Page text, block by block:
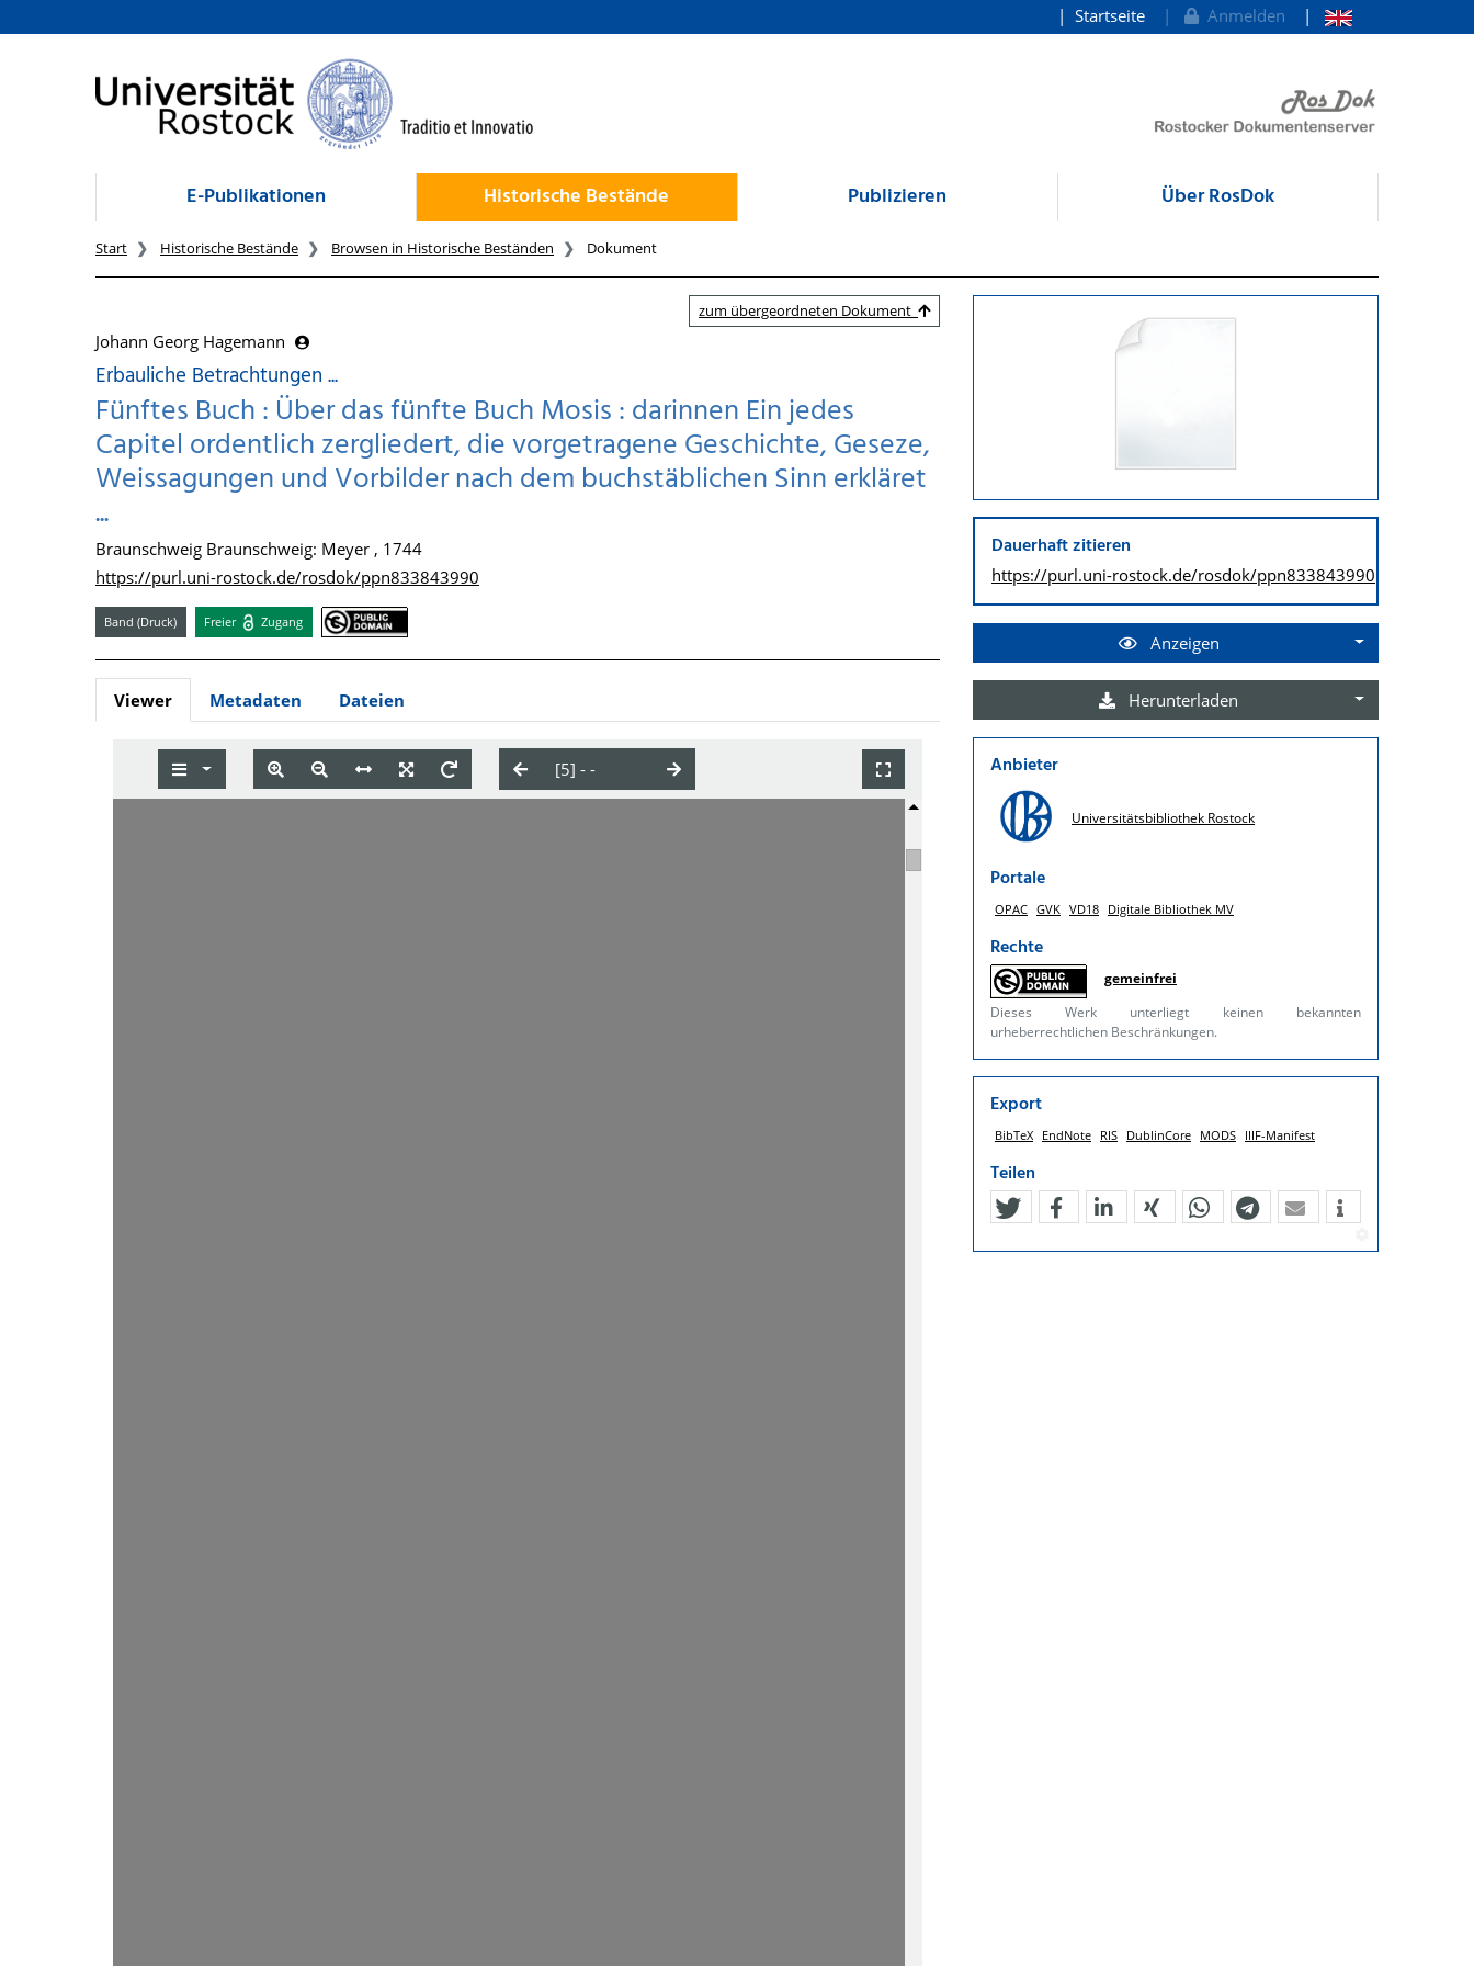
zum Inhalt
Startseite Anmelden
E-Publikationen Historische Bestände Publizieren Über RosDok
Start Historische Bestände Browsen in Historische Beständen Dokument
zum übergeordneten Dokument
Johann Georg Hagemann
Erbauliche Betrachtungen ...
Fünftes Buch : Über das fünfte Buch Mosis : darinnen Ein jedes
Capitel ordentlich zergliedert, die vorgetragene Geschichte, Geseze,
Weissagungen und Vorbilder nach dem buchstäblichen Sinn erkläret
...
Braunschweig Braunschweig: Meyer , 1744
https://purl.uni-rostock.de/rosdok/ppn833843990
Band (Druck) Freier Zugang
Viewer Metadaten Dateien
Dauerhaft zitieren
https://purl.uni-rostock.de/rosdok/ppn833843990
Anzeigen
Herunterladen
Anbieter
Universitätsbibliothek Rostock
Portale
OPAC GVK VD18 Digitale Bibliothek MV
Rechte
gemeinfrei
Dieses Werk unterliegt keinen bekannten
urheberrechtlichen Beschränkungen.
Export
BibTeX EndNote RIS DublinCore MODS IIIF-Manifest
Teilen